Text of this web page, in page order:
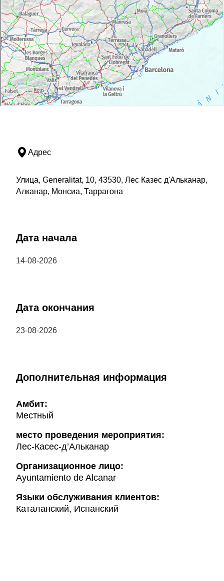
Адрес
Улица, Generalitat, 10, 43530, Лес Казес д'Альканар,
Алканар, Монсиа, Таррагона
Дата начала
14-08-2026
Дата окончания
23-08-2026
Дополнительная информация
Амбит:
Местный
место проведения мероприятия:
Лес-Касес-д’Альканар
Организационное лицо:
Ayuntamiento de Alcanar
Языки обслуживания клиентов:
Каталанский, Испанский